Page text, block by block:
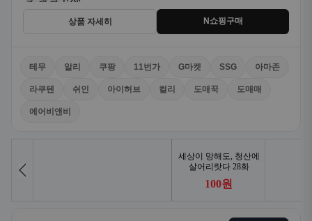
상품 자세히 N쇼핑구매
테무 알리 쿠팡 11번가 G마켓 SSG 아마존
라쿠텐 쉬인 아이허브 컬리 도매꾹 도매매
에어비앤비